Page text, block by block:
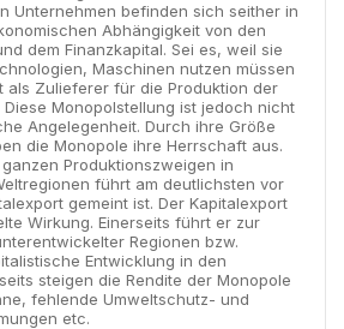
Unternehmen befinden sich seither in
Abhängigkeit von den
dem Finanzkapital. Sei es, weil sie
Maschinen nutzen müssen
als Zulieferer für die Produktion der
Monopolstellung ist jedoch nicht
Angelegenheit. Durch ihre Größe
die Monopole ihre Herrschaft aus.
Produktionszweigen in
führt am deutlichsten vor
gemeint ist. Der Kapitalexport
Wirkung. Einerseits führt er zur
Regionen bzw.
Entwicklung in den
steigen die Rendite der Monopole
fehlende Umweltschutz- und
etc.